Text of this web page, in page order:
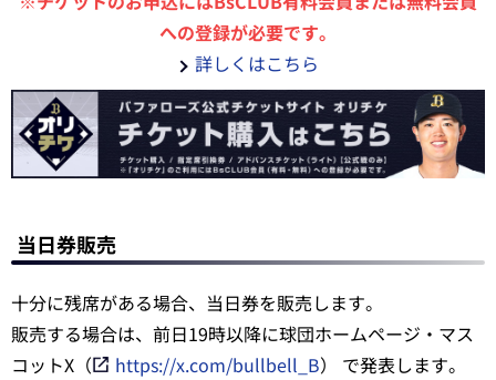
への登録が必要です。
詳しくはこちら
当日券販売
十分に残席がある場合、当日券を販売します。
販売する場合は、前日19時以降に球団ホームページ・マス
コットX（
https://x.com/bullbell_B） で発表します。